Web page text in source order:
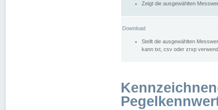
Zeigt die ausgewählten
Download
Stellt die ausgewählten
kann txt, csv oder zrxp